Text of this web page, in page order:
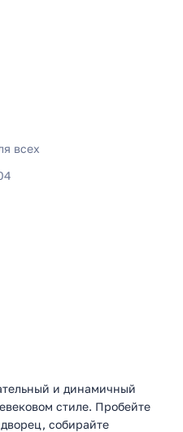
всех
и динамичный
стиле. Пробейте
собирайте